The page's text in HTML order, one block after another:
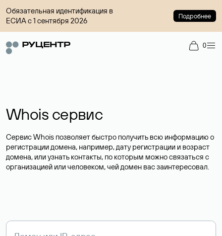
Обязательная идентификация в
ЕСИА с 1 сентября 2026
Подробнее
0
Whois сервис
Сервис Whois позволяет быстро получить всю информацию о
регистрации домена, например, дату регистрации и возраст
домена, или узнать контакты, по которым можно связаться с
организацией или человеком, чей домен вас заинтересовал.